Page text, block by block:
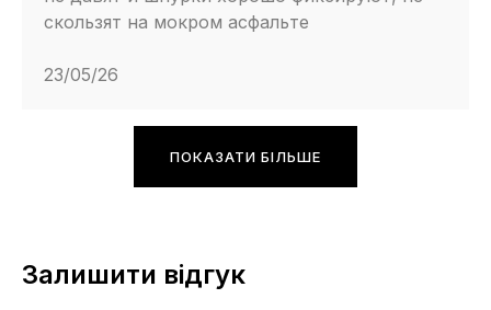
скользят на мокром асфальте
23/05/26
ПОКАЗАТИ БІЛЬШЕ
Залишити відгук